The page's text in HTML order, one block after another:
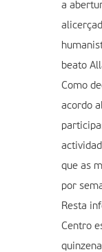
a
beato
Como
acordo
que as
por
Resta
Centro